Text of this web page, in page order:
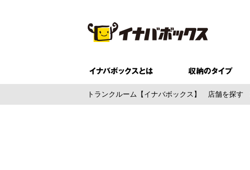
トランクルーム【イナバボックス】 店舗を探す